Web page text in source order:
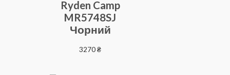
Ryden Camp
MR5748SJ
Чорний
3270₴